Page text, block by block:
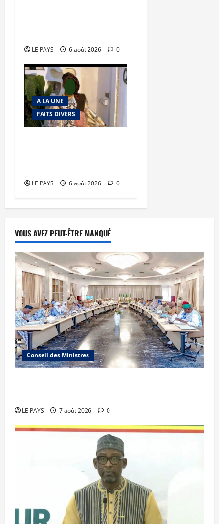
LE PAYS 6 août 2026 0
A LA UNE
FAITS DIVERS
LE PAYS 6 août 2026 0
VOUS AVEZ PEUT-ÊTRE MANQUÉ
Conseil des Ministres
LE PAYS 7 août 2026 0